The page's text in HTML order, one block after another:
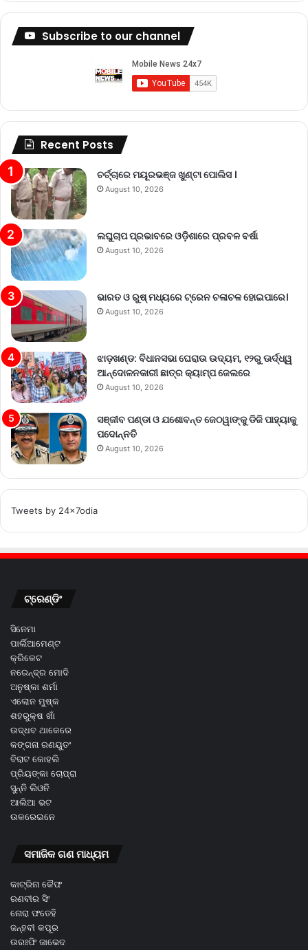
Subscribe to our channel
Recent Posts
ଚର୍ଚ୍ଚାରେ ମୟୂରଭଞ୍ଜ ଖୁଣ୍ଟା ପୋଲିସ ।
August 10, 2026
ଲଘୁଚାପ ପ୍ରଭାବରେ ଓଡ଼ିଶାରେ ପ୍ରବଳ ବର୍ଷା
August 10, 2026
ଭାରତ ଓ ରୁଷ୍ ମଧ୍ୟରେ ଟ୍ରେନ ଚଳାଚଳ ହୋଇପାରେ।
August 10, 2026
ଝାଡ଼ଖଣ୍ଡ: ବିଧାନସଭା ଘେରାଉ ଉଦ୍ୟମ, ୧୨ରୁ ଊର୍ଦ୍ଧ୍ୱ
ଆନ୍ଦୋଳନକାରୀ ଛାତ୍ର କ୍ୟାମ୍ପ ଜେଲରେ
August 10, 2026
ସଞ୍ଜୀବ ପଣ୍ଡା ଓ ଯଶୋବନ୍ତ ଜେଠୱାଙ୍କୁ ଡିଜି ପାହ୍ୟାକୁ
ପଦୋନ୍ନତି
August 10, 2026
Tweets by 24x7odia
ଟ୍ରେଣ୍ଡିଂ
ସିନେମା
ପାର୍ଲିଆମେଣ୍ଟ
କ୍ରିକେଟ
ନରେନ୍ଦ୍ର ମୋଦି
ଅନୁଷ୍କା ଶର୍ମା
ଏଲୋନ ମୁଷ୍କ
ଶହରୁକ୍ଷ ଖାଁ
ଉଦ୍ଧବ ଥାକେରେ
କଙ୍ଗନା ରଣୟୁତଂ
ବିରାଟ କୋହଲି
ପ୍ରିୟଙ୍କା ଚୋପ୍ରା
ସୁନ୍ନି ଲିଓନି
ଆଲିଆ ଭଟ
ଉକରେଇନେ
ସମାଜିକ ଗଣ ମାଧ୍ୟମ
କାଟ୍ରିନା କୈଫ
ରଣବୀର ସିଂ
ନୋରା ଫତେହି
ଜନ୍ହବୀ କପୂର
ଉରଃଫି ଜାଭେଦ